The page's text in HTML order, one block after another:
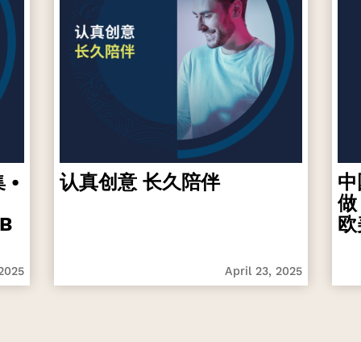
•
认真创意 长久陪伴
April 23, 2025